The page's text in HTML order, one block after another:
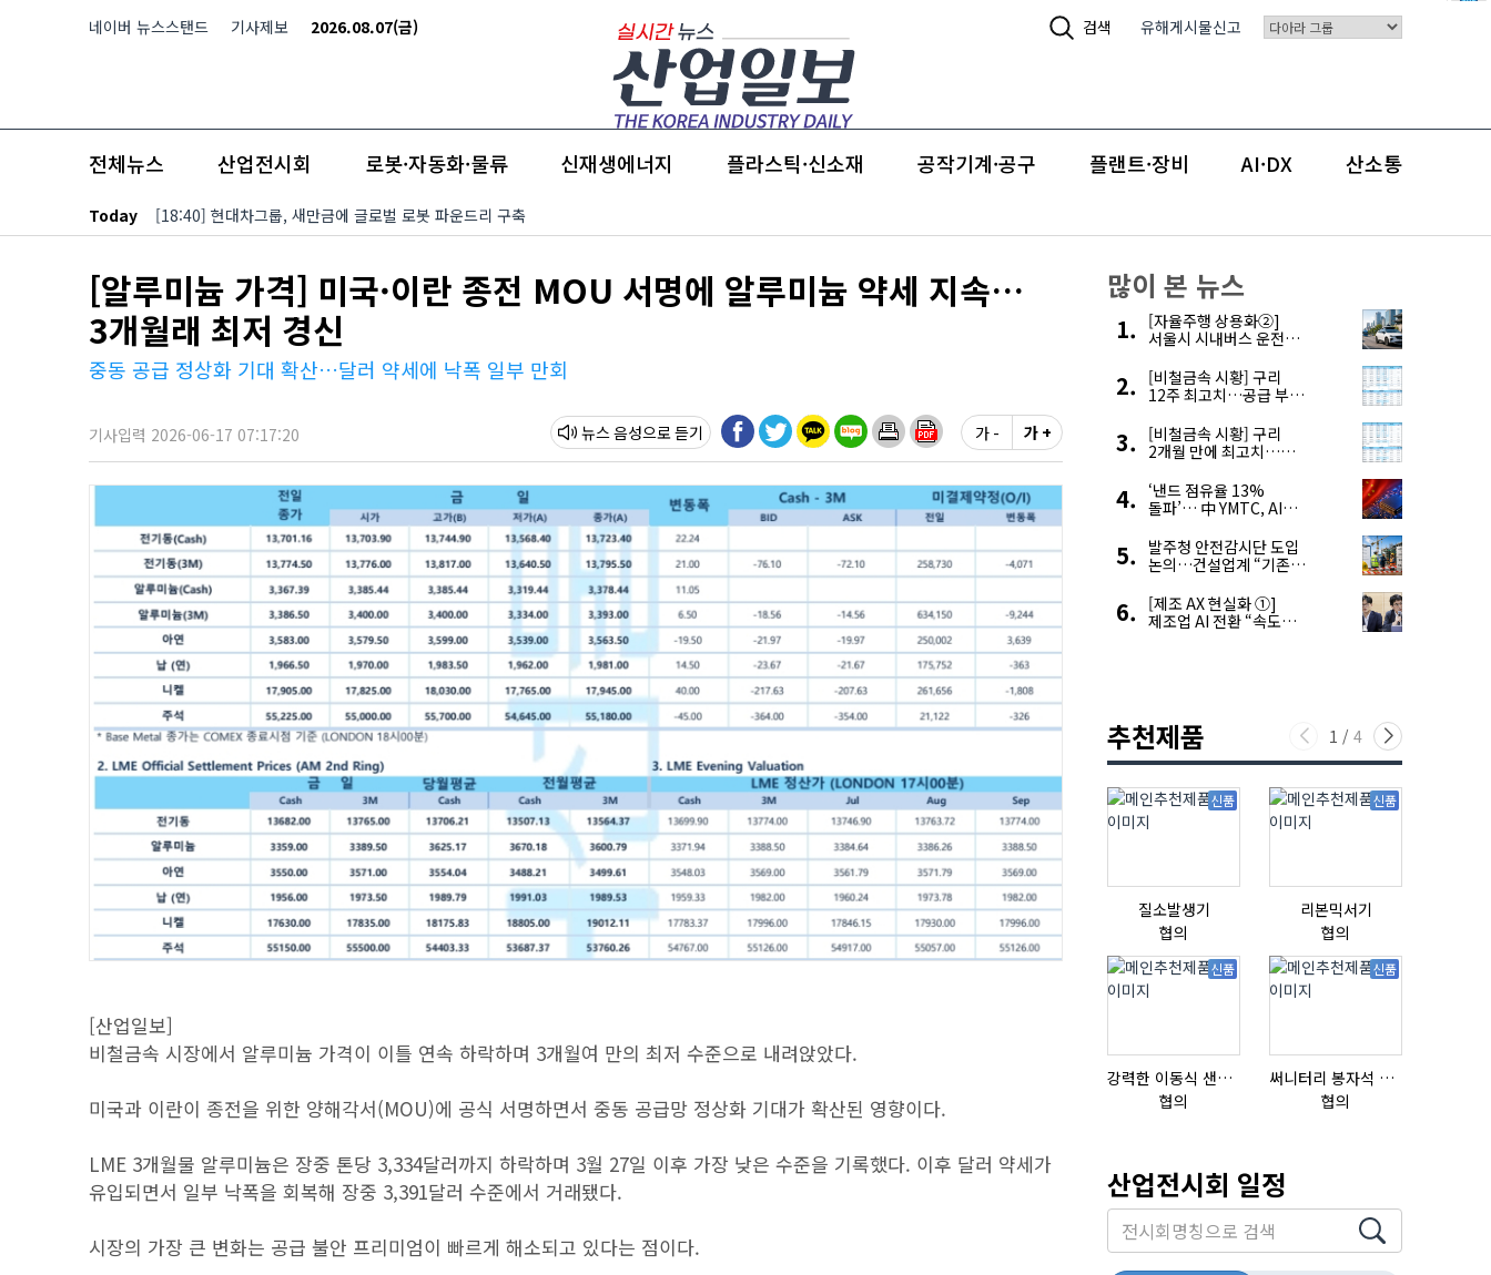
네이버 뉴스스탠드 기사제보 2026.08.07(금) 검색 유해게시물신고
전체뉴스 산업전시회 로봇·자동화·물류 신재생에너지 플라스틱·신소재 공작기계·공구 플랜트·장비 AI·DX 산소통
Today [18:40] 현대차그룹, 새만금에 글로벌 로봇 파운드리 구축
[알루미늄 가격] 미국·이란 종전 MOU 서명에 알루미늄 약세 지속…
3개월래 최저 경신
중동 공급 정상화 기대 확산…달러 약세에 낙폭 일부 만회
기사입력 2026-06-17 07:17:20 뉴스 음성 가 - 가 +
[산업일보]
비철금속 시장에서 알루미늄 가격이 이틀 연속 하락하며 3개월여 만의 최저 수준으로 내려앉았다.
미국과 이란이 종전을 위한 양해각서(MOU)에 공식 서명하면서 중동 공급망 정상화 기대가 확산된 영향이다.
LME 3개월물 알루미늄은 장중 톤당 3,334달러까지 하락하며 3월 27일 이후 가장 낮은 수준을 기록했다. 이후 달러 약세가
유입되면서 일부 낙폭을 회복해 장중 3,391달러 수준에서 거래됐다.
시장의 가장 큰 변화는 공급 불안 프리미엄이 빠르게 해소되고 있다는 점이다.
많이 본 뉴스
[자율주행 상용화②]
서울시 시내버스 운전자
해결한다
[비철금속 시황] 구리
12주 최고치…공급 부족
[비철금속 시황] 구리
2개월 만에 최고치…
우려 확대
‘낸드 점유율 13%
돌파’… 中 YMTC, AI
4위 맹추격
발주청 안전감시단 도입
논의…건설업계 “기존
[제조 AX 현실화 ①]
제조업 AI 전환 “속도와
추천제품 1 / 4
신품
질소발생기
협의
신품
리본믹서기
협의
신품
강력한 이동식 샌딩기 / 고급 이태리 IBIX샌드블라스터
협의
신품
써니터리 봉자석 세트 SPECIAL , 봉자석 , 자석봉 , 호퍼용자석 , 전자석
협의
산업전시회 일정